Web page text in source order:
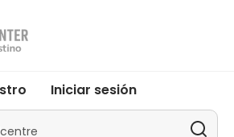
Iniciar sesión